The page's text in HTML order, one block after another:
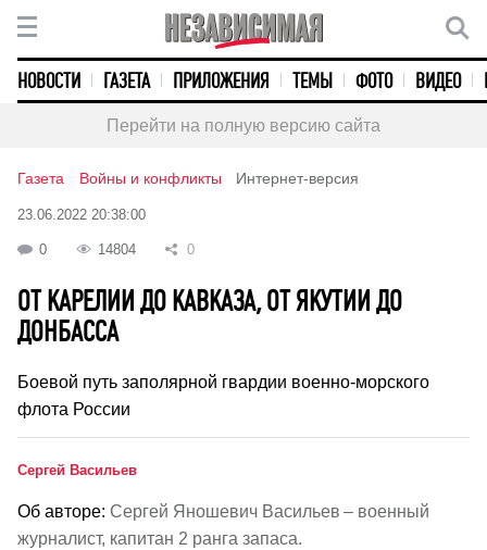
НОВОСТИ ГАЗЕТА ПРИЛОЖЕНИЯ ТЕМЫ ФОТО ВИДЕО
Перейти на полную версию сайта
Газета Войны и конфликты Интернет-версия
23.06.2022 20:38:00
0 14804 0
ОТ КАРЕЛИИ ДО КАВКАЗА, ОТ ЯКУТИИ ДО
ДОНБАССА
Боевой путь заполярной гвардии военно-морского
флота России
Сергей Васильев
Об авторе: Сергей Яношевич Васильев – военный
журналист, капитан 2 ранга запаса.